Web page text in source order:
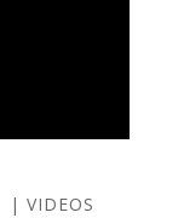
| VIDEOS